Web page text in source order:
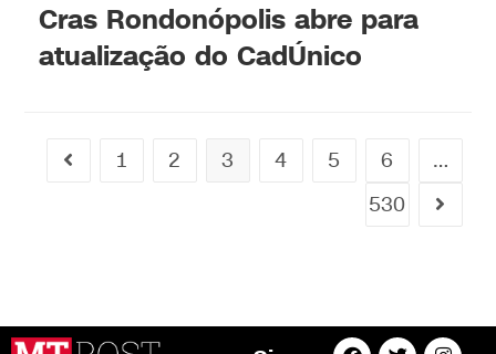
Cras Rondonópolis abre para
atualização do CadÚnico
1 2 3 4 5 6
…
530